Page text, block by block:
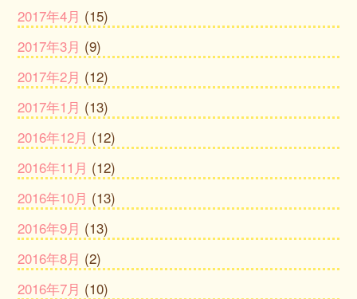
2017年4月 (15)
2017年3月 (9)
2017年2月 (12)
2017年1月 (13)
2016年12月 (12)
2016年11月 (12)
2016年10月 (13)
2016年9月 (13)
2016年8月 (2)
2016年7月 (10)